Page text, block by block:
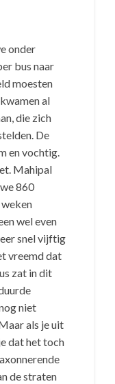
onder
bus naar
moesten
al
die zich
De
en vochtig.
Mahipal
860
wel even
snel vijftig
vreemd dat
zat in dit
niet
als je uit
dat het toch
de straten